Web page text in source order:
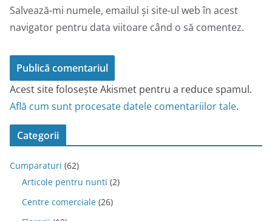
Salvează-mi numele, emailul și site-ul web în acest
navigator pentru data viitoare când o să comentez.
Acest site folosește Akismet pentru a reduce spamul.
Află cum sunt procesate datele comentariilor tale.
Categorii
Cumparaturi (62)
Articole pentru nunti (2)
Centre comerciale (26)